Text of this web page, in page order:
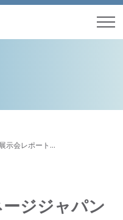
示会レポート…
ージジャパン